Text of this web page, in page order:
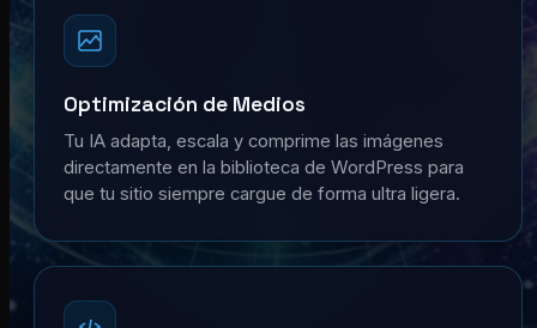
Optimización de Medios
Tu IA adapta, escala y comprime las imágenes
directamente en la biblioteca de WordPress para
que tu sitio siempre cargue de forma ultra ligera.